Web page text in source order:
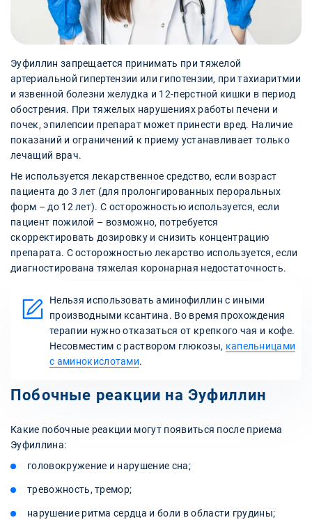
Эуфиллин запрещается принимать при тяжелой
артериальной гипертензии или гипотензии, при тахиаритмии
и язвенной болезни желудка и 12-перстной кишки в период
обострения. При тяжелых нарушениях работы печени и
почек, эпилепсии препарат может принести вред. Наличие
показаний и ограничений к приему устанавливает только
лечащий врач.
Не используется лекарственное средство, если возраст
пациента до 3 лет (для пролонгированных пероральных
форм – до 12 лет). С осторожностью используется, если
пациент пожилой – возможно, потребуется
скорректировать дозировку и снизить концентрацию
препарата. С осторожностью лекарство используется, если
диагностирована тяжелая коронарная недостаточность.
Нельзя использовать аминофиллин с иными
производными ксантина. Во время прохождения
терапии нужно отказаться от крепкого чая и кофе.
Несовместим с раствором глюкозы, капельницами
с аминокислотами.
Побочные реакции на Эуфиллин
Какие побочные реакции могут появиться после приема
Эуфиллина:
головокружение и нарушение сна;
тревожность, тремор;
нарушение ритма сердца и боли в области грудины;